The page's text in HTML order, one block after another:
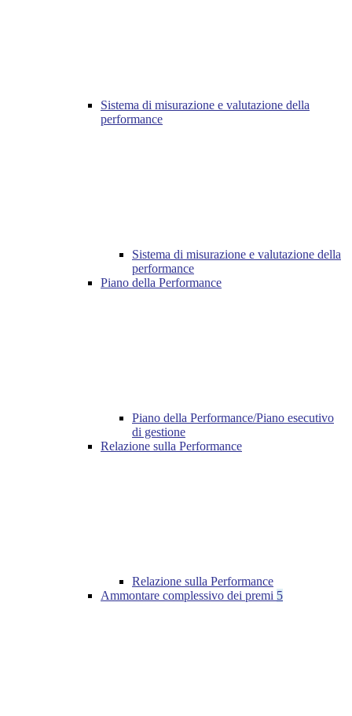
Sistema di misurazione e valutazione della
performance
Sistema di misurazione e valutazione della
performance
Piano della Performance
Piano della Performance/Piano esecutivo
di gestione
Relazione sulla Performance
Relazione sulla Performance
Ammontare complessivo dei premi 5